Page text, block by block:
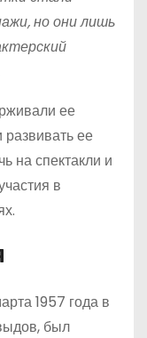
но они лишь
ее
развивать ее
на спектакли и
в
1957 года в
был